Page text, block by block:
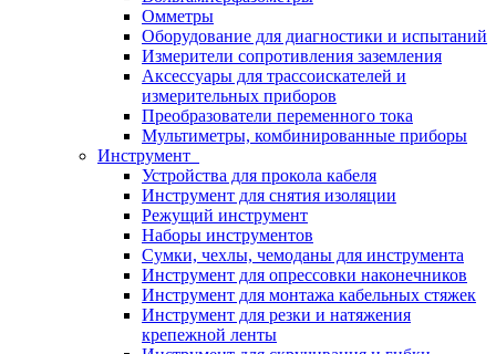
Омметры
Оборудование для диагностики и испытаний
Измерители сопротивления заземления
Аксессуары для трассоискателей и
измерительных приборов
Преобразователи переменного тока
Мультиметры, комбинированные приборы
Инструмент
Устройства для прокола кабеля
Инструмент для снятия изоляции
Режущий инструмент
Наборы инструментов
Сумки, чехлы, чемоданы для инструмента
Инструмент для опрессовки наконечников
Инструмент для монтажа кабельных стяжек
Инструмент для резки и натяжения
крепежной ленты